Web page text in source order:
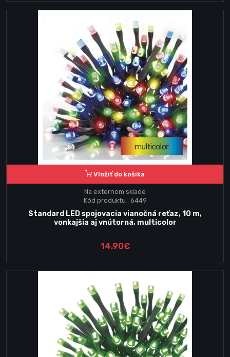
Vložiť do košika
Na externom sklade
Kód produktu : 6449
Standard LED spojovacia vianočná reťaz, 10 m,
vonkajšia aj vnútorná, multicolor
14.90€